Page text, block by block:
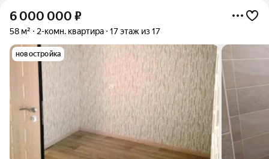
6 000 000 ₽
58 м² 2-комн. квартира 17 этаж из 17
новостройка